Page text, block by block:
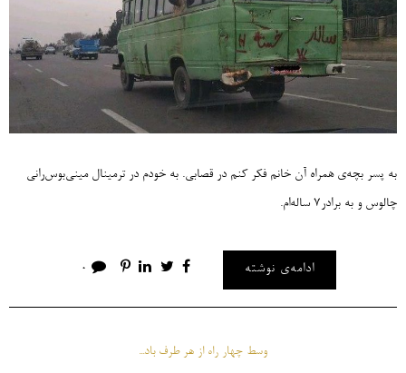
به پسر بچه‌ی همراه آن خانم فکر کنم در قصابی. به خودم در ترمینال مینی‌بوس‌رانی
چالوس و به برادر7 ساله‌ام.
ادامه‌ی نوشته 0
وسط چهار راه از هر طرف باد...